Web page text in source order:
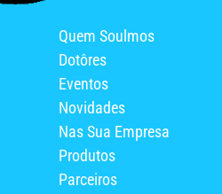
Quem Soulmos
Dotôres
Eventos
Novidades
Nas Sua Empresa
Produtos
Parceiros